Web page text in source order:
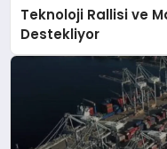
Teknoloji Rallisi ve
Destekliyor